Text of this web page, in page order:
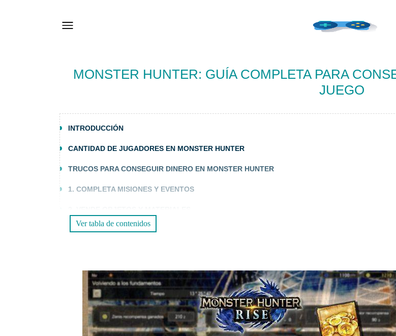
MONSTER HUNTER: GUÍA COMPLETA PARA
JUEGO
INTRODUCCIÓN
CANTIDAD DE JUGADORES EN MONSTER HUNTER
TRUCOS PARA CONSEGUIR DINERO EN MONSTER HUNTER
1. COMPLETA MISIONES Y EVENTOS
VOCABULARIO RELACIONADO CON MONSTER HUNTER
2. MONSTRUOS
GUÍAS PARA CONSEGUIR MONEDAS EN MONSTER HUNTER
1. COMPLETA LAS MISIONES DE LA ARENA
2. PARTICIPA EN EVENTOS ESPECIALES
Ver tabla de contenidos